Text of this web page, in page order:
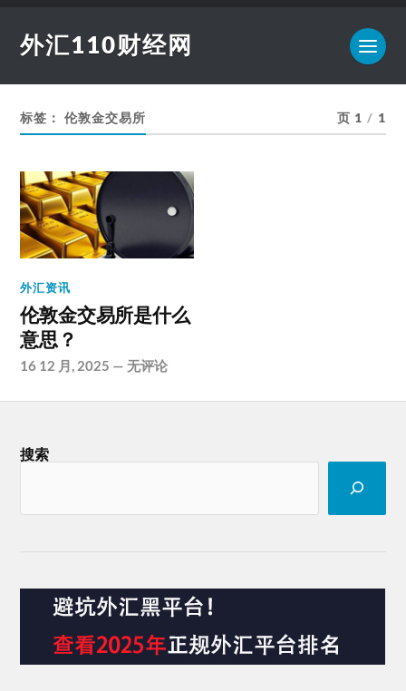
外汇110财经网
标签：伦敦金交易所 页 1 / 1
外汇资讯
伦敦金交易所是什么
意思？
16 12 月, 2025 —无评论
搜索